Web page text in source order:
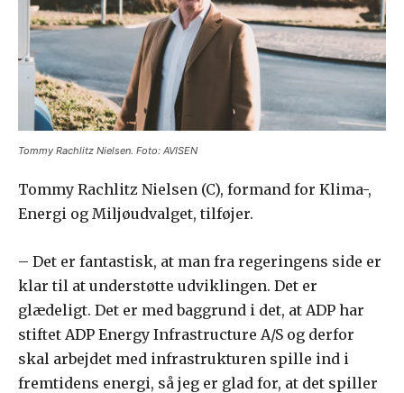
Tommy Rachlitz Nielsen. Foto: AVISEN
Tommy Rachlitz Nielsen (C), formand for Klima-,
Energi og Miljøudvalget, tilføjer.
– Det er fantastisk, at man fra regeringens side er
klar til at understøtte udviklingen. Det er
glædeligt. Det er med baggrund i det, at ADP har
stiftet ADP Energy Infrastructure A/S og derfor
skal arbejdet med infrastrukturen spille ind i
fremtidens energi, så jeg er glad for, at det spiller